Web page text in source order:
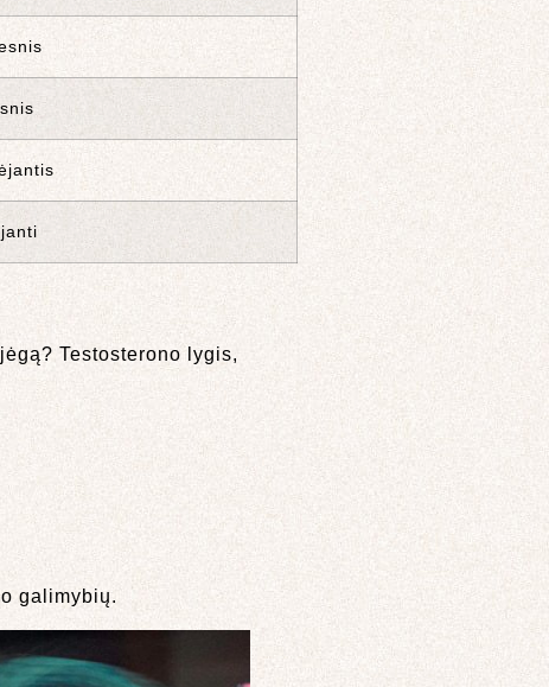
Testosterono lygis,
galimybių.